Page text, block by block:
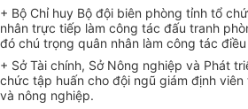
+ Bộ Chỉ huy Bộ đội biên phòng tỉnh tổ
nhân trực tiếp làm công tác đấu tranh
đó chú trọng quân nhân làm công tác
+ SởTài chính, Sở Nông nghiệp và Phát
chức tập huấn cho đội ngũ giám định
và nông nghiệp.